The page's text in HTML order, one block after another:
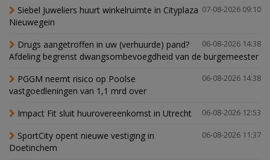
07-08-2026 09:10
Siebel Juweliers huurt winkelruimte in Cityplaza
Nieuwegein
06-08-2026 14:38
Drugs aangetroffen in uw (verhuurde) pand?
Afdeling begrenst dwangsombevoegdheid van de burgemeester
06-08-2026 14:38
PGGM neemt risico op Poolse
vastgoedleningen van 1,1 mrd over
06-08-2026 12:53
Impact Fit sluit huurovereenkomst in Utrecht
06-08-2026 11:37
SportCity opent nieuwe vestiging in
Doetinchem